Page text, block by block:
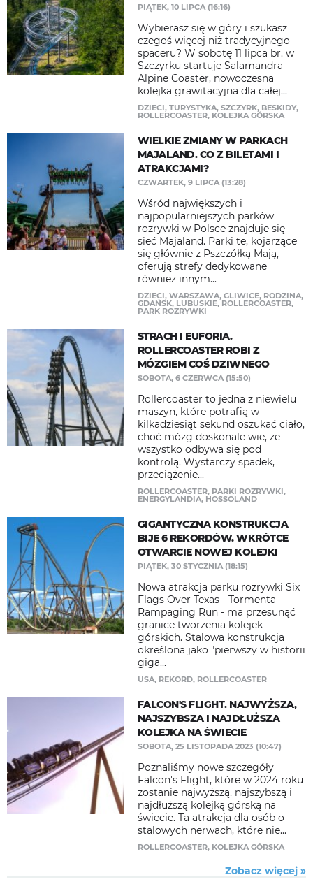
PIĄTEK, 10 LIPCA (16:16)
Wybierasz się w góry i szukasz
czegoś więcej niż tradycyjnego
spaceru? W sobotę 11 lipca br. w
Szczyrku startuje Salamandra
Alpine Coaster, nowoczesna
kolejka grawitacyjna dla całej...
DZIECI, TURYSTYKA, SZCZYRK, BESKIDY,
ROLLERCOASTER, KOLEJKA GÓRSKA
WIELKIE ZMIANY W PARKACH
MAJALAND. CO Z BILETAMI I
ATRAKCJAMI?
CZWARTEK, 9 LIPCA (13:28)
Wśród największych i
najpopularniejszych parków
rozrywki w Polsce znajduje się
sieć Majaland. Parki te, kojarzące
się głównie z Pszczółką Mają,
oferują strefy dedykowane
również innym...
DZIECI, WARSZAWA, GLIWICE, RODZINA,
GDAŃSK, LUBUSKIE, ROLLERCOASTER,
PARK ROZRYWKI
STRACH I EUFORIA.
ROLLERCOASTER ROBI Z
MÓZGIEM COŚ DZIWNEGO
SOBOTA, 6 CZERWCA (15:50)
Rollercoaster to jedna z niewielu
maszyn, które potrafią w
kilkadziesiąt sekund oszukać ciało,
choć mózg doskonale wie, że
wszystko odbywa się pod
kontrolą. Wystarczy spadek,
przeciążenie...
ROLLERCOASTER, PARKI ROZRYWKI,
ENERGYLANDIA, HOSSOLAND
GIGANTYCZNA KONSTRUKCJA
BIJE 6 REKORDÓW. WKRÓTCE
OTWARCIE NOWEJ KOLEJKI
PIĄTEK, 30 STYCZNIA (18:15)
Nowa atrakcja parku rozrywki Six
Flags Over Texas - Tormenta
Rampaging Run - ma przesunąć
granice tworzenia kolejek
górskich. Stalowa konstrukcja
określona jako "pierwszy w historii
giga...
USA, REKORD, ROLLERCOASTER
FALCON'S FLIGHT. NAJWYŻSZA,
NAJSZYBSZA I NAJDŁUŻSZA
KOLEJKA NA ŚWIECIE
SOBOTA, 25 LISTOPADA 2023 (10:47)
Poznaliśmy nowe szczegóły
Falcon's Flight, które w 2024 roku
zostanie najwyższą, najszybszą i
najdłuższą kolejką górską na
świecie. Ta atrakcja dla osób o
stalowych nerwach, które nie...
ROLLERCOASTER, KOLEJKA GÓRSKA
Zobacz więcej »